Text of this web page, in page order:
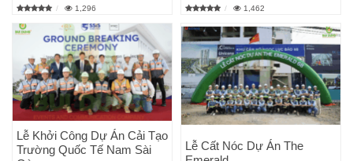
1,296 1,462
Lễ Khởi Công Dự Án Cải Tạo
Trường Quốc Tế Nam Sài
Lễ Cất Nóc Dự Án The